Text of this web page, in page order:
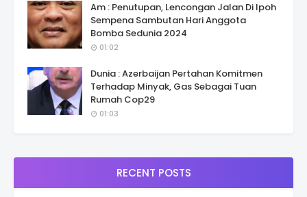
Am : Penutupan, Lencongan Jalan Di Ipoh
Sempena Sambutan Hari Anggota
Bomba Sedunia 2024
01:02
Dunia : Azerbaijan Pertahan Komitmen
Terhadap Minyak, Gas Sebagai Tuan
Rumah Cop29
01:03
RECENT POSTS